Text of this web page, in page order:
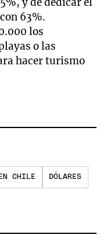
63%.
los
o las
hacer turismo
CHILE DÓLARES